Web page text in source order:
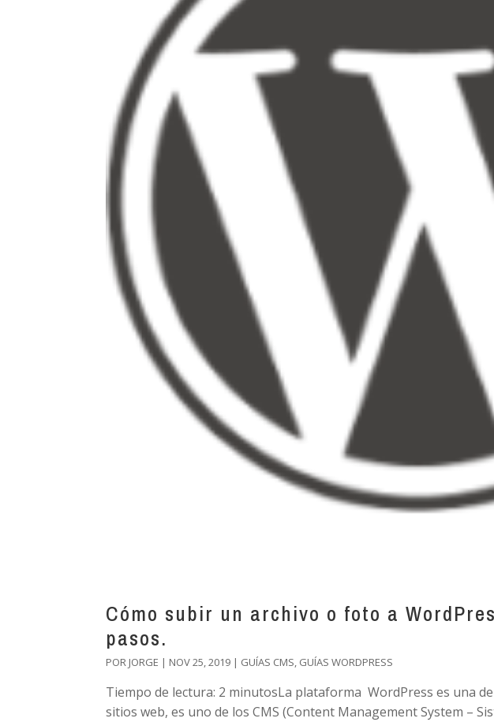
Cómo subir un archivo o foto a
pasos.
POR JORGE | NOV 25, 2019 | GUÍAS CMS, GUÍAS WORDPRESS
Tiempo de lectura: 2 minutosLa plataforma WordPress es una
sitios web, es uno de los CMS (Content Management System –